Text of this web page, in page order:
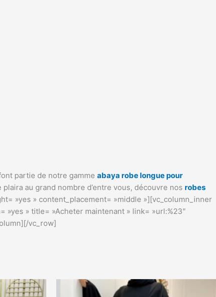
partie de notre gamme abaya robe longue pour
au grand nombre d’entre vous, découvre nos robes
»yes » content_placement= »middle »][vc_column_inner
» title= »Acheter maintenant » link= »url:%23″
vc_row]
Ce